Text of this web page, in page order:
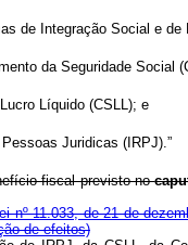
de Integração Social e
da Seguridade
Líquido (CSLL); e
Juridicas (IRPJ).”
fiscal previsto no
nº 11.033, de 21 de
de efeitos)